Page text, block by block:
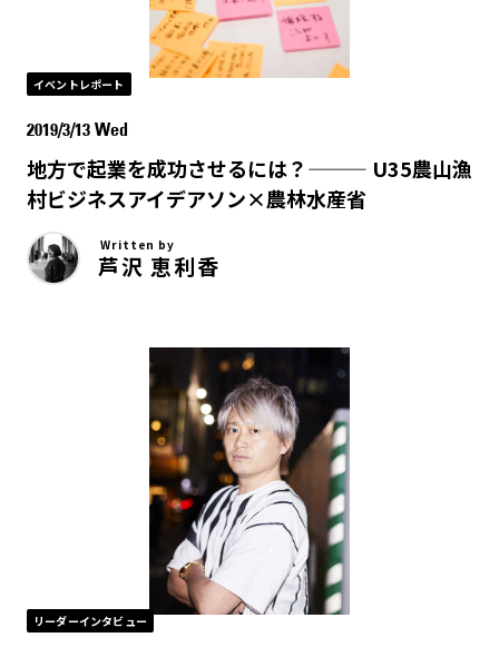
イベントレポート
2019/3/13 Wed
地方で起業を成功させるには？——— U35農山漁
村ビジネスアイデアソン×農林水産省
Written by
芦沢 恵利香
リーダーインタビュー